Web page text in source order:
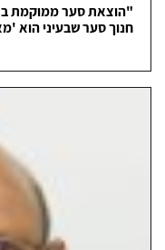
"הוצאת סער ממוקמת
חנוך סער שבעיני הוא